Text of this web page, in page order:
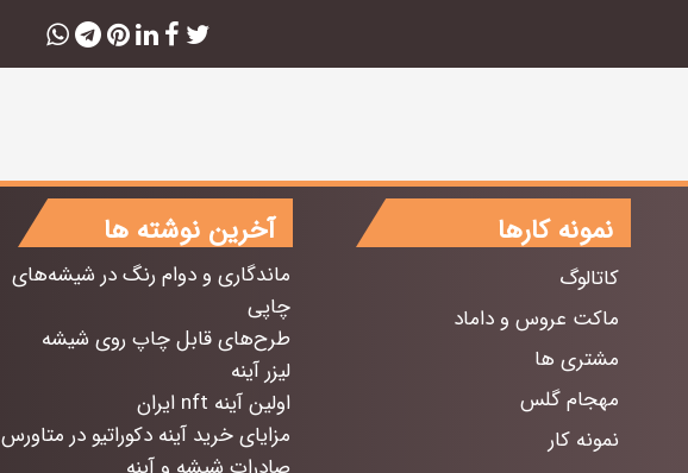
آخرین نوشته ها
ماندگاری و دوام رنگ در شیشه‌های
چاپی
طرح‌های قابل چاپ روی شیشه
لیزر آینه
اولین آینه nft ایران
مزایای خرید آینه دکوراتیو در متاورس
نمونه کارها
کاتالوگ
ماکت عروس و داماد
مشتری ها
مهجام گلس
نمونه کار